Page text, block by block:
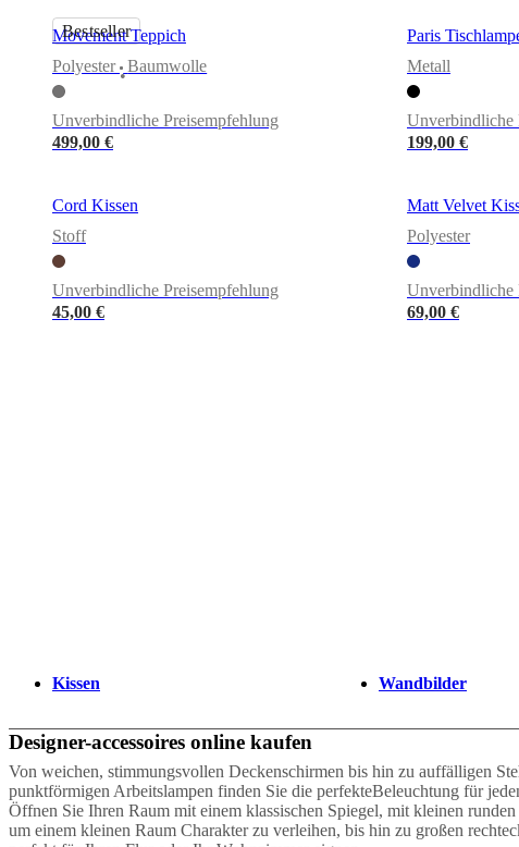
Bestseller
Movement Teppich
Polyester
•
Baumwolle
Unverbindliche Preisempfehlung
499,00 €
Paris
Metall
Unverbindliche
199,00 €
Cord Kissen
Stoff
Unverbindliche Preisempfehlung
45,00 €
Matt Velvet
Polyester
Unverbindliche
69,00 €
Kissen Wandbilder
Designer-accessoires online kaufen
Von weichen, stimmungsvollen Deckenschirmen bis hin zu auffälligen
punktförmigen Arbeitslampen finden Sie die perfekteBeleuchtung für
Öffnen Sie Ihren Raum mit einem klassischen Spiegel, mit kleinen
um einem kleinen Raum Charakter zu verleihen, bis hin zu großen